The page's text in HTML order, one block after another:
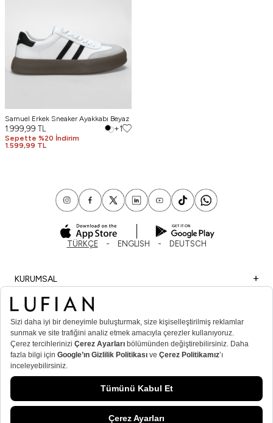
Samuel Erkek Sneaker Ayakkabı Beyaz
1.999,99 TL
Sepette %20 İndirim
1.599,99 TL
+1
TÜRKÇE ENGLISH DEUTSCH
KURUMSAL
ALIŞVERİŞ
ÖNEMLİ BİLGİLER
ÜYE
ERKEK POPÜLER KATEGORİLER
KADIN POPÜLER KATEGORİLER
© Lufian.com 2026 Tüm Hakları Saklıdır